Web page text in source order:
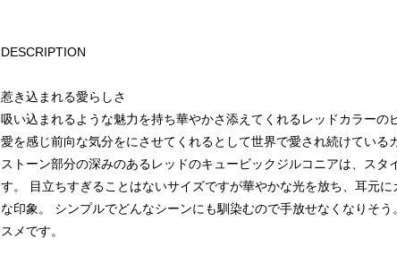
DESCRIPTION
惹き込まれる愛らしさ
吸い込まれるような魅力を持ち華やかさ添えてくれるレッドカラーの
愛を感じ前向な気分をにさせてくれるとして世界で愛され続けている
ストーン部分の深みのあるレッドのキュービックジルコニアは、スタ
す。 目立ちすぎることはないサイズですが華やかな光を放ち、耳元
な印象。 シンプルでどんなシーンにも馴染むので手放せなくなりそ
スメです。